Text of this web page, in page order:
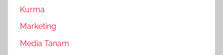
Kurma
Marketing
Media Tanam